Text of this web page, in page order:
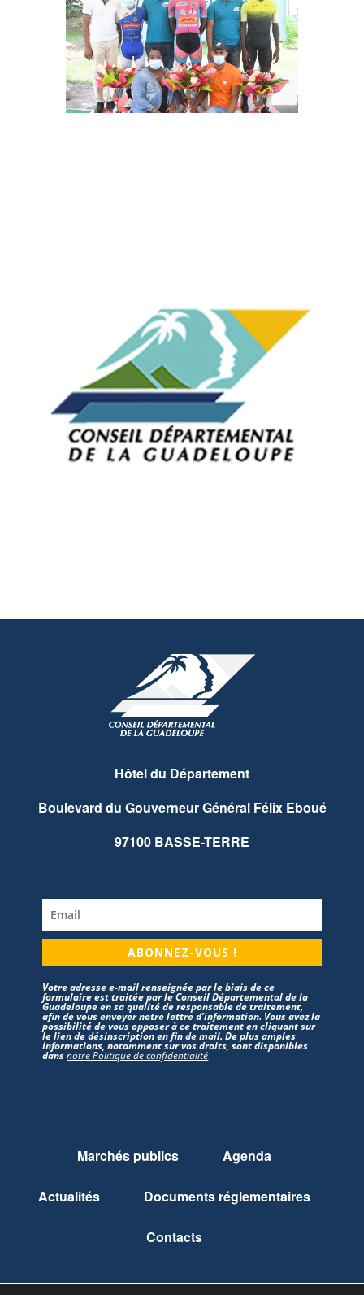
Hôtel du Département
Boulevard du Gouverneur Général Félix Eboué
97100 BASSE-TERRE
ABONNEZ-VOUS !
Votre adresse e-mail renseignée par le biais de ce
formulaire est traitée par le Conseil Départemental de la
Guadeloupe en sa qualité de responsable de traitement,
afin de vous envoyer notre lettre d’information. Vous avez la
possibilité de vous opposer à ce traitement en cliquant sur
le lien de désinscription en fin de mail. De plus amples
informations, notamment sur vos droits, sont disponibles
dansnotre Politique de confidentialité
Marchés publics Agenda
Actualités Documents réglementaires
Contacts